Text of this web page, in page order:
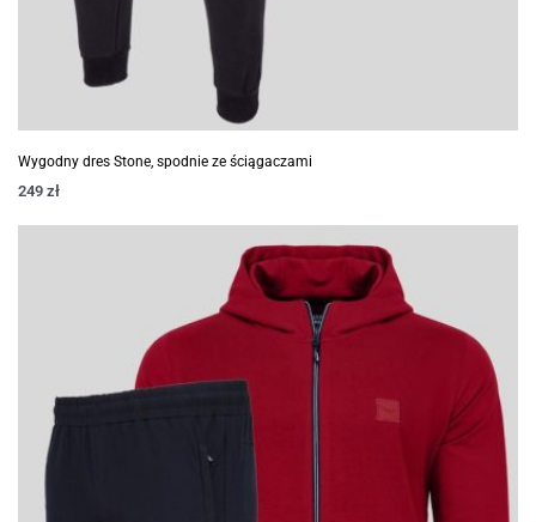
Wygodny dres Stone, spodnie ze ściągaczami
249 zł